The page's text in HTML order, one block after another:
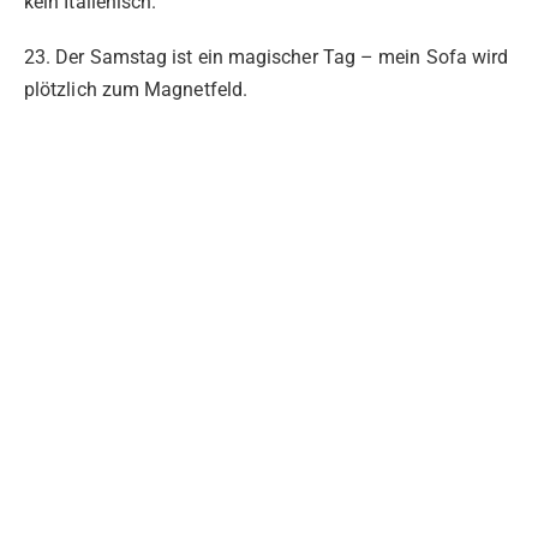
23. Der Samstag ist ein magischer Tag – mein Sofa wird
plötzlich zum Magnetfeld.